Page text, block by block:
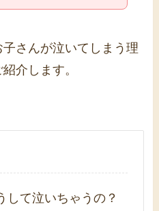
さんが泣いてしまう理
介します。
して泣いちゃうの？